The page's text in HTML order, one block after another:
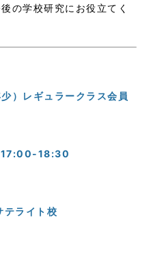
の学校研究にお役立てく
）レギュラークラス会員
17:00-18:30
テライト校